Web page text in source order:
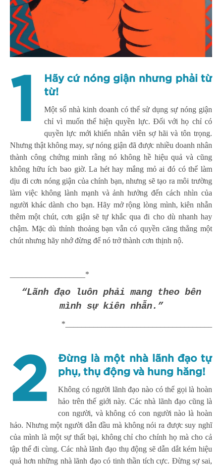
1
Hãy cứ nóng giận nhưng phải từ
từ!
Một số nhà kinh doanh có thể sử dụng sự nóng giận
chỉ vì muốn thể hiện quyền lực. Đối với họ chỉ có
quyền lực mới khiến nhân viên sợ hãi và tôn trọng.
Nhưng thật không may, sự nóng giận đã được nhiều doanh nhân
thành công chứng minh rằng nó không hề hiệu quả và cũng
không hữu ích bao giờ. La hét hay mắng mỏ ai đó có thể làm
dịu đi cơn nóng giận của chính bạn, nhưng sẽ tạo ra môi trường
làm việc không lành mạnh và ảnh hưởng đến cách nhìn của
người khác dành cho bạn. Hãy mở rộng lòng mình, kiên nhẫn
thêm một chút, cơn giận sẽ tự khắc qua đi cho dù nhanh hay
chậm. Mặc dù thỉnh thoảng bạn vẫn có quyền căng thẳng một
chút nhưng hãy nhớ đừng để nó trở thành cơn thịnh nộ.
___________________*
“Lãnh đạo luôn phải mang theo bên
mình sự kiên nhẫn.”
*_____________________________________
2
Đừng là một nhà lãnh đạo tự
phụ, thụ động và hung hăng!
Không có người lãnh đạo nào có thể gọi là hoàn
hảo trên thế giới này. Các nhà lãnh đạo cũng là
con người, và không có con người nào là hoàn
hảo. Nhưng một người dẫn đầu mà không nói ra được suy nghĩ
của mình là một sự thất bại, không chỉ cho chính họ mà cho cả
tập thể đi cùng. Các nhà lãnh đạo thụ động sẽ dẫn dắt kém hiệu
quả hơn những nhà lãnh đạo có tinh thần tích cực. Đừng sợ sai,